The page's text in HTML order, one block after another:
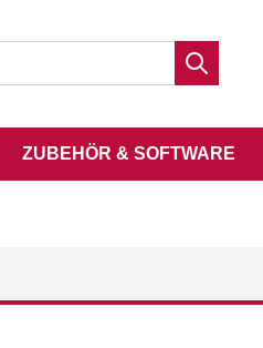
ZUBEHÖR & SOFTWARE